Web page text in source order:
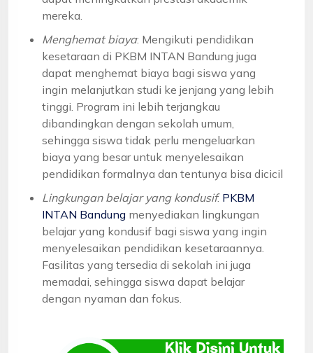
mereka.
Menghemat biaya: Mengikuti pendidikan
kesetaraan di PKBM INTAN Bandung juga
dapat menghemat biaya bagi siswa yang
ingin melanjutkan studi ke jenjang yang lebih
tinggi. Program ini lebih terjangkau
dibandingkan dengan sekolah umum,
sehingga siswa tidak perlu mengeluarkan
biaya yang besar untuk menyelesaikan
pendidikan formalnya dan tentunya bisa dicicil
Lingkungan belajar yang kondusif: PKBM
INTAN Bandung menyediakan lingkungan
belajar yang kondusif bagi siswa yang ingin
menyelesaikan pendidikan kesetaraannya.
Fasilitas yang tersedia di sekolah ini juga
memadai, sehingga siswa dapat belajar
dengan nyaman dan fokus.